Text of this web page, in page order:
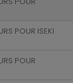
POUR ISEKI
POUR